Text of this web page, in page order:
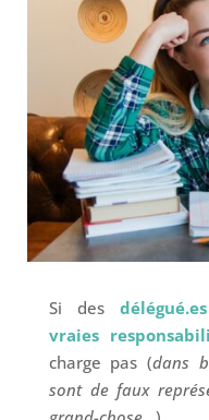
Si des délégué.es
vraies
charge pas (dans
sont de faux